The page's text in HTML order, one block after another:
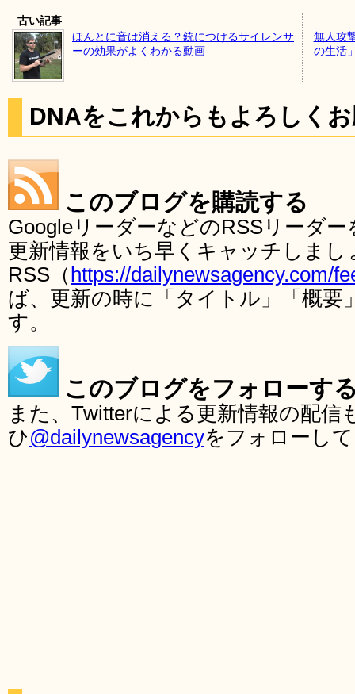
古い記事
ほんとに音は消える？銃につけるサイレンサ
ーの効果がよくわかる動画
無人攻
の生活
DNAをこれからもよろしく
このブログを購読する
GoogleリーダーなどのRSSリーダ
更新情報をいち早くキャッチしま
RSS（ https://dailynewsagency.com/
ば、更新の時に「タイトル」「概要
す。
このブログをフォローす
また、Twitterによる更新情報の配
ひ@dailynewsagencyをフォローし